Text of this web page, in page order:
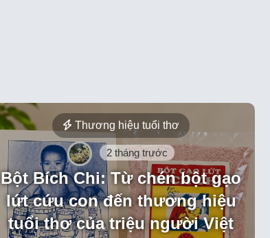
Thương hiệu tuổi thơ
2 tháng trước
Bột Bích Chi: Từ chén bột gạo
lứt cứu con đến thương hiệu
tuổi thơ của triệu người Việt